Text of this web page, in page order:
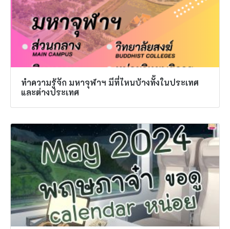
ทำความรู้จัก มหาจุฬาฯ มีที่ไหนบ้างทั้งในประเทศ
และต่างประเทศ